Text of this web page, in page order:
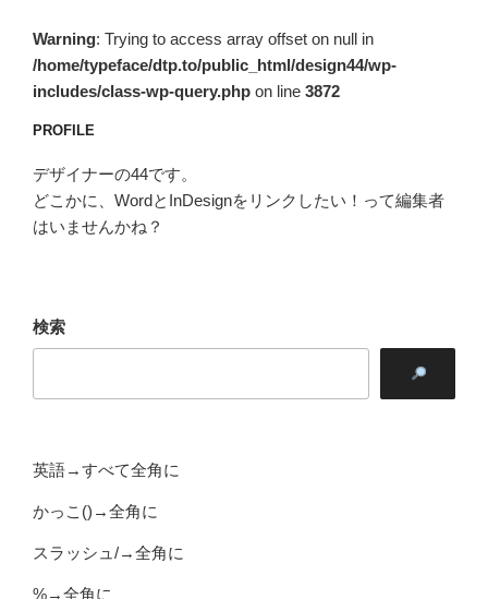
Warning: Trying to access array offset on null in
/home/typeface/dtp.to/public_html/design44/wp-
includes/class-wp-query.php on line 3872
PROFILE
デザイナーの44です。
どこかに、WordとInDesignをリンクしたい！って編集者
はいませんかね？
検索
英語→すべて全角に
かっこ()→全角に
スラッシュ/→全角に
%→全角に